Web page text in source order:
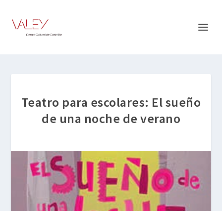
Teatro para escolares: El sueño
de una noche de verano